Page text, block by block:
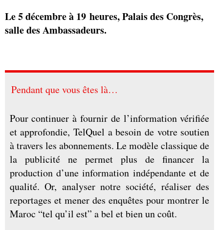
Le 5 décembre à 19 heures,Palais des Congrès,
salle des Ambassadeurs.
Pendant que vous êtes là…
Pour continuer à fournir de l’information vérifiée
et approfondie, TelQuel a besoin de votre soutien
à travers les abonnements. Le modèle classique de
la publicité ne permet plus de financer la
production d’une information indépendante et de
qualité. Or, analyser notre société, réaliser des
reportages et mener des enquêtes pour montrer le
Maroc “tel qu’il est” a bel et bien un coût.